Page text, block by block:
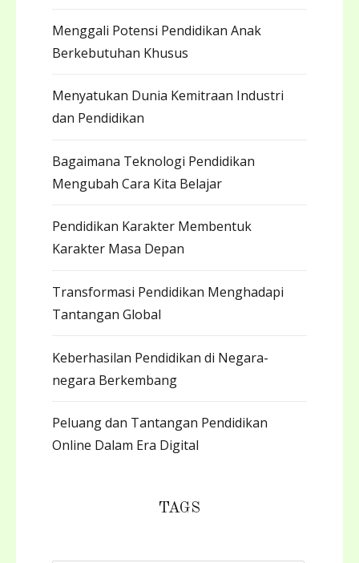
Menggali Potensi Pendidikan Anak
Berkebutuhan Khusus
Menyatukan Dunia Kemitraan Industri
dan Pendidikan
Bagaimana Teknologi Pendidikan
Mengubah Cara Kita Belajar
Pendidikan Karakter Membentuk
Karakter Masa Depan
Transformasi Pendidikan Menghadapi
Tantangan Global
Keberhasilan Pendidikan di Negara-
negara Berkembang
Peluang dan Tantangan Pendidikan
Online Dalam Era Digital
TAGS